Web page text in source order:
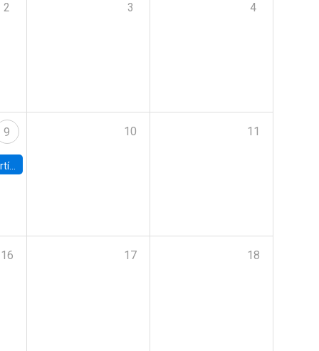
2 3 4
9
UC
10 11
16 17 18